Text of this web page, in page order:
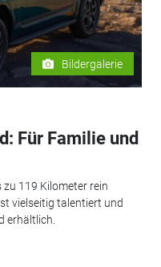
Bildergalerie
Für Familie und
zu 119 Kilometer rein
vielseitig talentiert und
erhältlich.